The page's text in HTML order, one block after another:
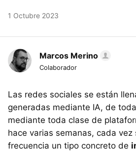
1 Octubre 2023
Marcos Merino
Colaborador
Las redes sociales se están
generadas mediante IA, de
mediante toda clase de
hace varias semanas, cada vez
frecuencia un tipo concreto de